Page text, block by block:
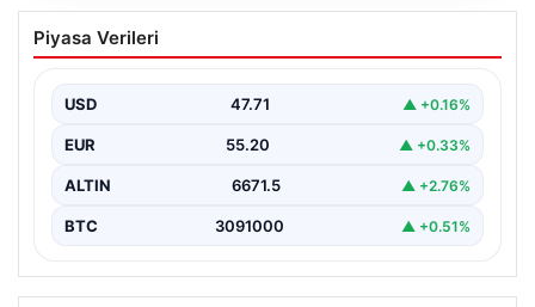
Altın fiyatları canlı 14 Nisan 2026: Altın
fiyatları ne kadar oldu? Gram, çeyrek,
fiyatları
Piyasa Verileri
USD 47.71 ▲ +0.16%
EUR 55.20 ▲ +0.33%
ALTIN 6671.5 ▲ +2.76%
BTC 3091000 ▲ +0.51%